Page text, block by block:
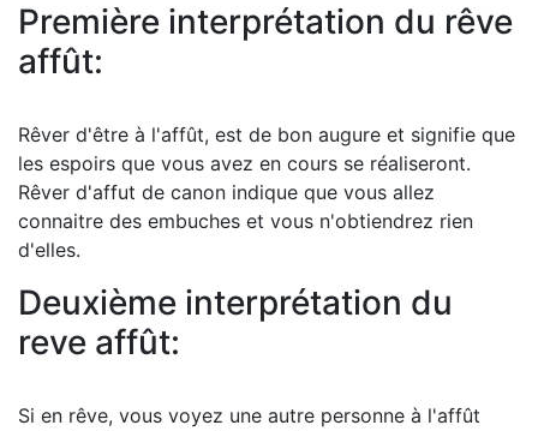
Première interprétation du rêve
affût:
Rêver d'être à l'affût, est de bon augure et signifie que
les espoirs que vous avez en cours se réaliseront.
Rêver d'affut de canon indique que vous allez
connaitre des embuches et vous n'obtiendrez rien
d'elles.
Deuxième interprétation du
reve affût:
Si en rêve, vous voyez une autre personne à l'affût